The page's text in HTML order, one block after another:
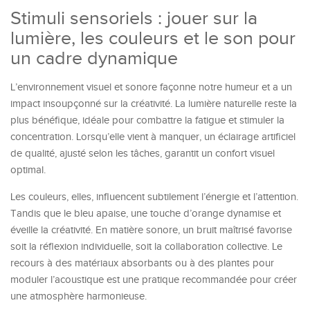
Stimuli sensoriels : jouer sur la
lumière, les couleurs et le son pour
un cadre dynamique
L’environnement visuel et sonore façonne notre humeur et a un
impact insoupçonné sur la créativité. La lumière naturelle reste la
plus bénéfique, idéale pour combattre la fatigue et stimuler la
concentration. Lorsqu’elle vient à manquer, un éclairage artificiel
de qualité, ajusté selon les tâches, garantit un confort visuel
optimal.
Les couleurs, elles, influencent subtilement l’énergie et l’attention.
Tandis que le bleu apaise, une touche d’orange dynamise et
éveille la créativité. En matière sonore, un bruit maîtrisé favorise
soit la réflexion individuelle, soit la collaboration collective. Le
recours à des matériaux absorbants ou à des plantes pour
moduler l’acoustique est une pratique recommandée pour créer
une atmosphère harmonieuse.